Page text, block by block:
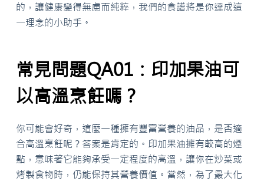
的，讓健康變得無慮而純粹，我們的食譜將是你達成這
一理念的小助手。
常見問題QA01：印加果油可
以高溫烹飪嗎？
你可能會好奇，這麼一種擁有豐富營養的油品，是否適
合高溫烹飪呢？答案是肯定的。印加果油擁有較高的煙
點，意味著它能夠承受一定程度的高溫，讓你在炒菜或
烤製食物時，仍能保持其營養價值。當然，為了最大化